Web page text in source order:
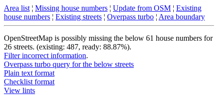
Area list ¦ Missing house numbers ¦ Update from OSM ¦ Existing
house numbers ¦ Existing streets ¦ Overpass turbo ¦ Area boundary
OpenStreetMap is possibly missing the below 61 house numbers for
26 streets. (existing: 487, ready: 88.87%).
Filter incorrect information.
Overpass turbo query for the below streets
Plain text format
Checklist format
View lints